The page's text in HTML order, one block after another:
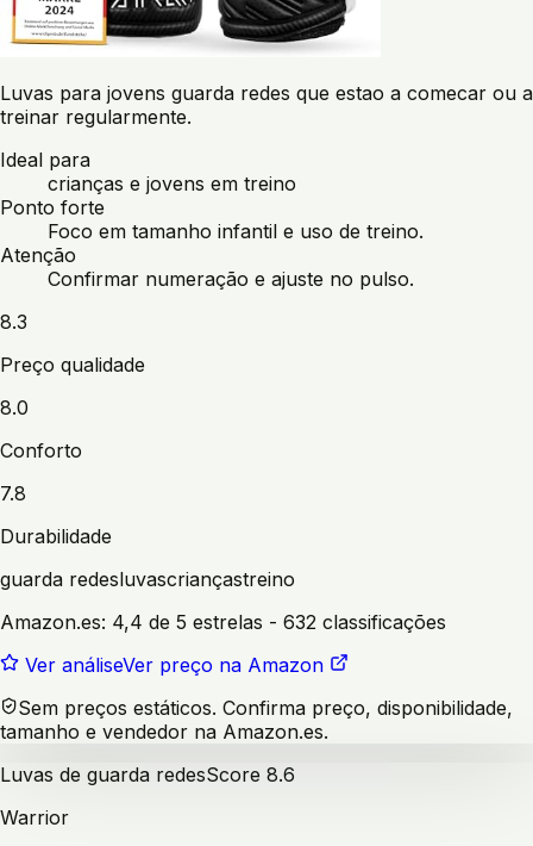
Luvas para jovens guarda redes que estao a comecar ou a
treinar regularmente.
Ideal para
crianças e jovens em treino
Ponto forte
Foco em tamanho infantil e uso de treino.
Atenção
Confirmar numeração e ajuste no pulso.
8.3
Preço qualidade
8.0
Conforto
7.8
Durabilidade
guarda redesluvascriançastreino
Amazon.es: 4,4 de 5 estrelas - 632 classificações
Ver análiseVer preço na Amazon
Sem preços estáticos. Confirma preço, disponibilidade,
tamanho e vendedor na Amazon.es.
Luvas de guarda redesScore 8.6
Warrior